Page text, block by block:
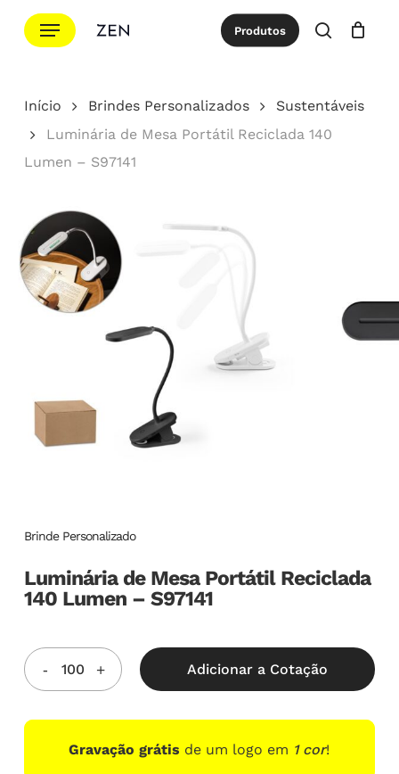
para
principal
Menu Produtos
procurar
Cotação Close
Início Brindes Personalizados
Sustentáveis
Luminária de Mesa Portátil Reciclada 140
Lumen – S97141
Brinde Personalizado
Luminária de Mesa Portátil Reciclada
140 Lumen – S97141
Adicionar a Cotação
Gravação grátis de um logo em 1 cor!